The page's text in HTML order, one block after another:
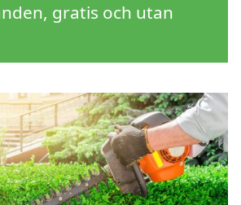
gratis och utan